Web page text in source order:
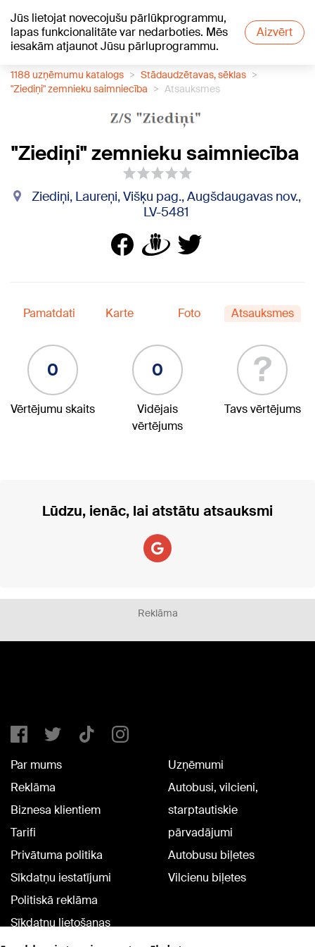
Jūs lietojat novecojušu pārlūkprogrammu,
lapas funkcionalitāte var nedarboties. Mēs
iesakām atjaunot Jūsu pārluprogrammu.
Aizvērt
+20°C
1188 uzņēmumu katalogs
Stādaudzētavas, sēklas
"Ziediņi" zemnieku saimniecība
Atsauksmes
"Ziediņi" zemnieku saimniecība
Ziediņi, Laureņi, Višķu pag., Augšdaugavas nov.,
LV-5481
Pamatdati Karte Foto Atsauksmes
0
Vērtējumu skaits
0
Vidējais
vērtējums
?
Tavs vērtējums
Lūdzu, ienāc, lai atstātu atsauksmi
Reklāma
Par mums
Reklāma
Biznesa klientiem
Tarifi
Privātuma politika
Sīkdatņu iestatījumi
Politiskā reklāma
Sīkdatņu lietošanas
Uzņēmumi
Autobusi, vilcieni,
starptautiskie
pārvadājumi
Autobusu biļetes
Vilcienu biļetes